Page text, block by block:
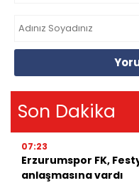
Son Dakika
07:23
Erzurumspor FK,
anlaşmasına vardı